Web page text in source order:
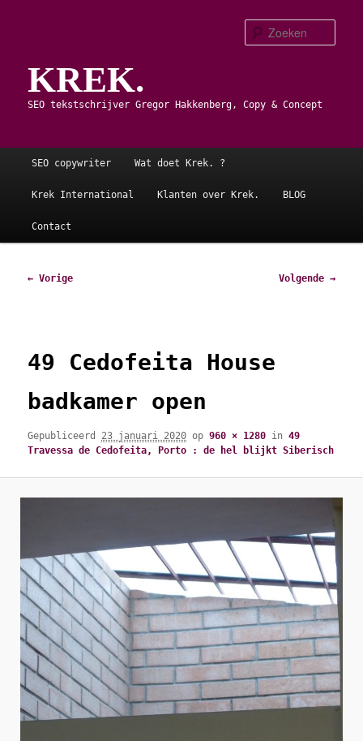
primaire
inhoudKREK.
SEO tekstschrijver Gregor Hakkenberg, Copy & Concept
Hoofdmenu
SEO copywriter Wat doet Krek. ?
Krek International Klanten over Krek. BLOG
Contact
Afbeeldingsnavigatie
← Vorige Volgende →
49 Cedofeita House
badkamer open
Gepubliceerd 23 januari 2020 op960 × 1280 in49
Travessa de Cedofeita, Porto : de hel blijkt Siberisch